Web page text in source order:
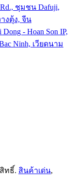
Rd., ชุมชน Dafuji,
างตุ้ง, จีน
- Hoan Son IP,
Ninh, เวียดนาม
ทธิ์. สินค้าเด่น,